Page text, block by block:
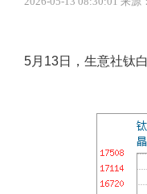
5月13日，生意社钛